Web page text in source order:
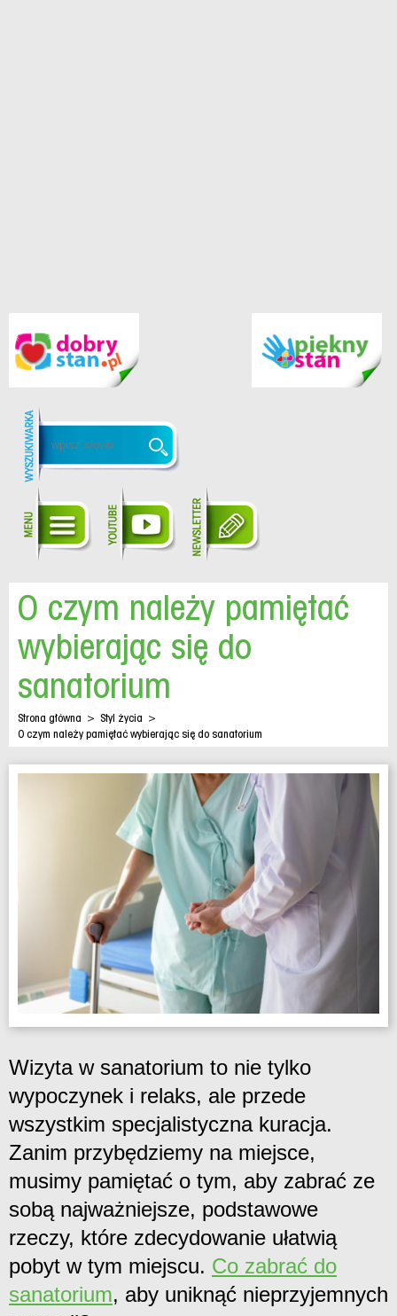
O czym należy pamiętać
wybierając się do
sanatorium
Strona główna > Styl życia >
O czym należy pamiętać wybierając się do sanatorium
Wizyta w sanatorium to nie tylko
wypoczynek i relaks, ale przede
wszystkim specjalistyczna kuracja.
Zanim przybędziemy na miejsce,
musimy pamiętać o tym, aby zabrać ze
sobą najważniejsze, podstawowe
rzeczy, które zdecydowanie ułatwią
pobyt w tym miejscu. Co zabrać do
sanatorium, aby uniknąć nieprzyjemnych